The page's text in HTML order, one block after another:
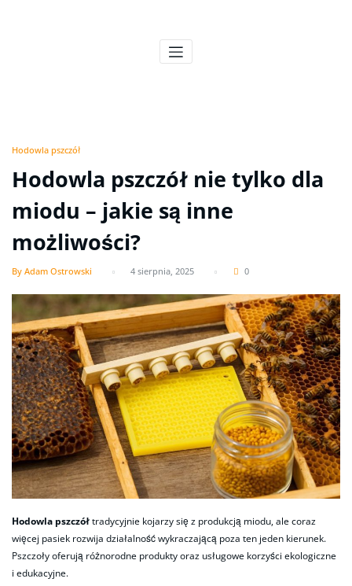
Hodowla pszczół
Hodowla pszczół nie tylko dla
miodu – jakie są inne
możliwości?
By Adam Ostrowski 4 sierpnia, 2025 0
Hodowla pszczółtradycyjnie kojarzy się z produkcją miodu, ale coraz
więcej pasiek rozwija działalność wykraczającą poza ten jeden kierunek.
Pszczoły oferują różnorodne produkty oraz usługowe korzyści ekologiczne
i edukacyjne.